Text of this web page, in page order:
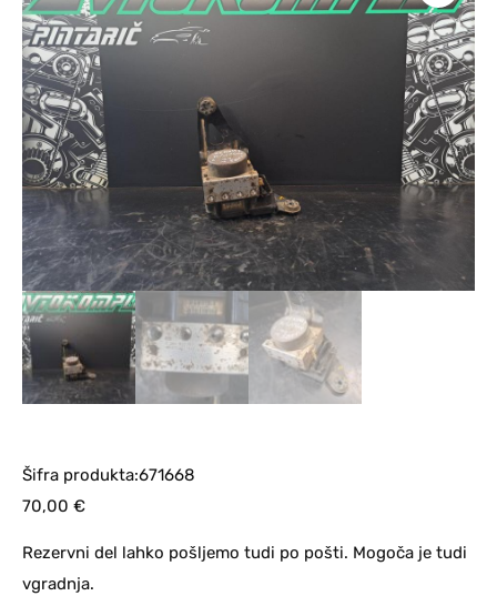
Šifra produkta:671668
70,00 €
Rezervni del lahko pošljemo tudi po pošti. Mogoča je tudi
vgradnja.